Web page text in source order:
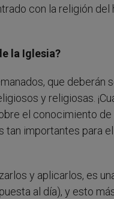
con la religión del
la Iglesia?
que deberán
y religiosas.
el conocimiento de
importantes para el
y aplicarlos, es
al día), y esto